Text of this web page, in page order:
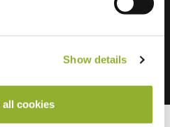
Show details
all cookies